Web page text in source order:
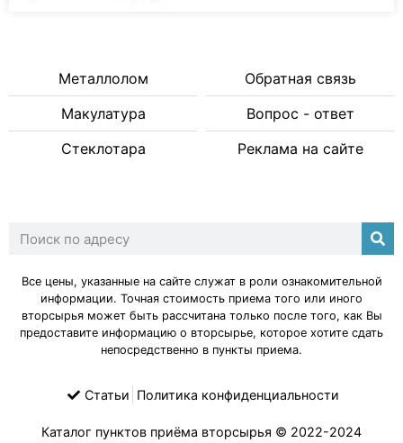
Металлолом
Макулатура
Стеклотара
Обратная связь
Вопрос - ответ
Реклама на сайте
Все цены, указанные на сайте служат в роли ознакомительной
информации. Точная стоимость приема того или иного
вторсырья может быть рассчитана только после того, как Вы
предоставите информацию о вторсырье, которое хотите сдать
непосредственно в пункты приема.
Каталог пунктов приёма вторсырья © 2022-2024
Статьи Политика конфиденциальности